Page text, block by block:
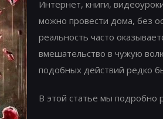
Интернет, книги,
можно провести дома, без
реальность часто
вмешательство в чужую
подобных действий редко
В этой статье мы подробно